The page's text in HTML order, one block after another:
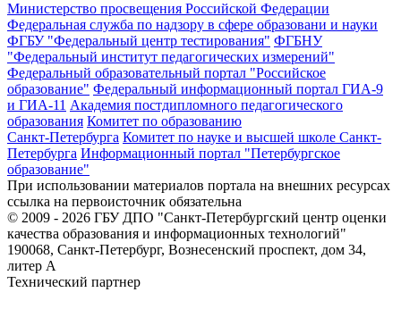
Министерство просвещения Российской Федерации
Федеральная служба по надзору в сфере образовани и науки
ФГБУ "Федеральный центр тестирования" ФГБНУ
"Федеральный институт педагогических измерений"
Федеральный образовательный портал "Российское
образование" Федеральный информационный портал ГИА-9
и ГИА-11 Академия постдипломного педагогического
образования Комитет по образованию
Санкт-Петербурга Комитет по науке и высшей школе Санкт-
Петербурга Информационный портал "Петербургское
образование"
При использовании материалов портала на внешних ресурсах
ссылка на первоисточник обязательна
© 2009 - 2026 ГБУ ДПО "Санкт-Петербургский центр оценки
качества образования и информационных технологий"
190068, Санкт-Петербург, Вознесенский проспект, дом 34,
литер А
Технический партнер